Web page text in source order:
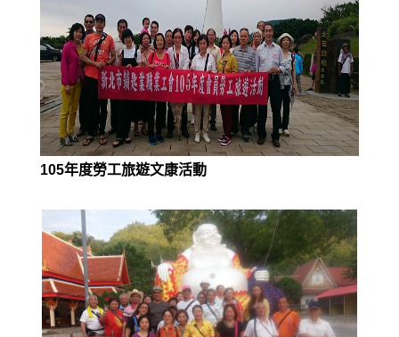
105年度勞工旅遊文康活動